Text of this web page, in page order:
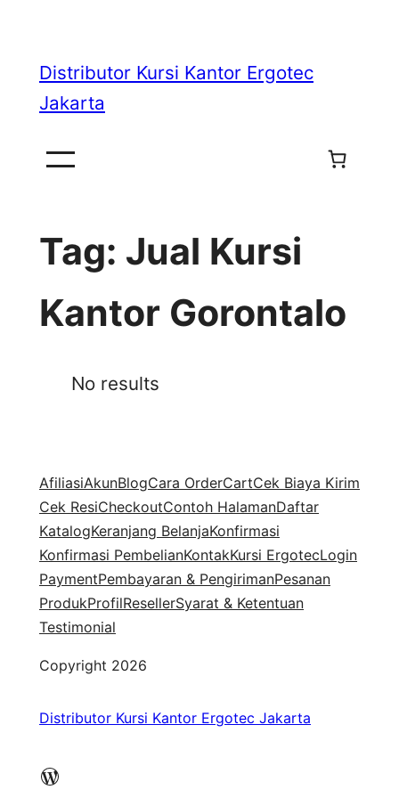
content
Distributor Kursi Kantor Ergotec
Jakarta
Tag: Jual Kursi
Kantor Gorontalo
No results
AfiliasiAkunBlogCara OrderCartCek Biaya Kirim
Cek ResiCheckoutContoh HalamanDaftar
KatalogKeranjang BelanjaKonfirmasi
Konfirmasi PembelianKontakKursi ErgotecLogin
PaymentPembayaran & PengirimanPesanan
ProdukProfilResellerSyarat & Ketentuan
Testimonial
Copyright 2026
Distributor Kursi Kantor Ergotec Jakarta
WordPress